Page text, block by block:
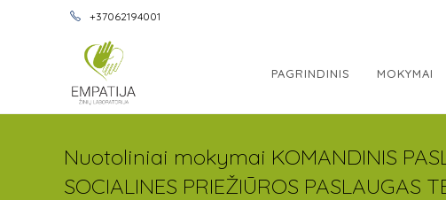
+37062194001
PAGRINDINIS MOKYMAI
Nuotoliniai mokymai KOMANDINIS
SOCIALINES PRIEŽIŪROS PASLAUGAS